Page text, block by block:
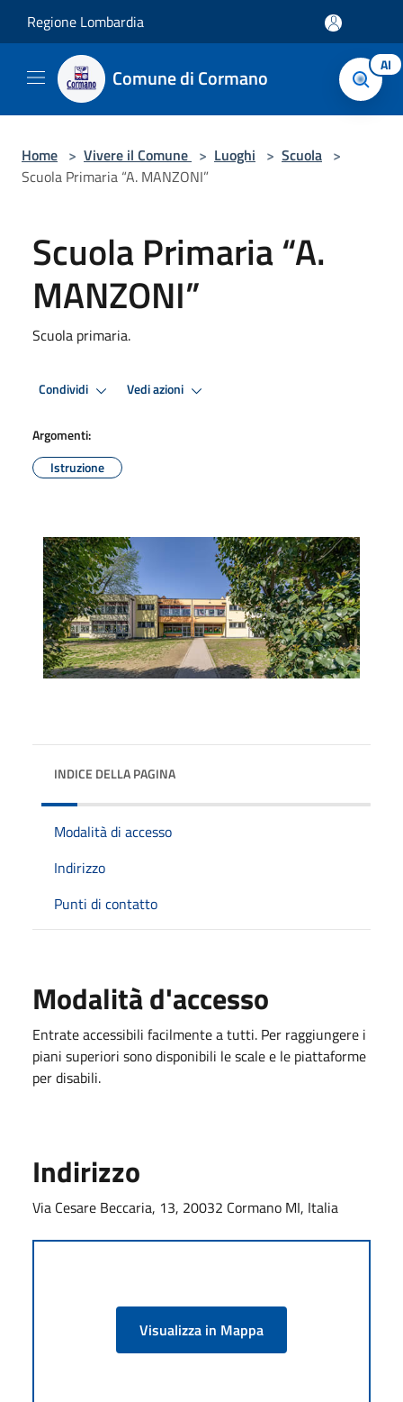
Regione Lombardia
Comune di Cormano AI
Home > Vivere il Comune > Luoghi > Scuola >
Scuola Primaria “A. MANZONI”
Scuola Primaria “A.
MANZONI”
Scuola primaria.
Condividi Vedi azioni
Argomenti:
Istruzione
INDICE DELLA PAGINA
Modalità di accesso
Indirizzo
Punti di contatto
Modalità d'accesso
Entrate accessibili facilmente a tutti. Per raggiungere i
piani superiori sono disponibili le scale e le piattaforme
per disabili.
Indirizzo
Via Cesare Beccaria, 13, 20032 Cormano MI, Italia
Visualizza in Mappa